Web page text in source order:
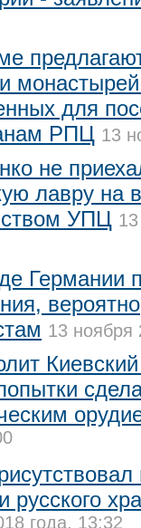
для
РПЦ 13
не
лавру на
УПЦ
Германии
13 ноября
русского